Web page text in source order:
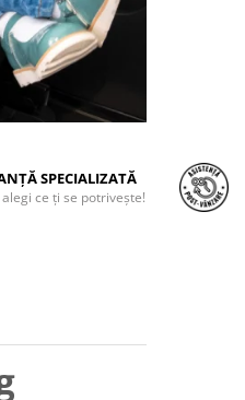
SPECIALIZATĂ
ce ți se potrivește!